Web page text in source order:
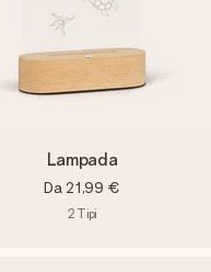
Lampada
Da 21,99 €
2 Tipi